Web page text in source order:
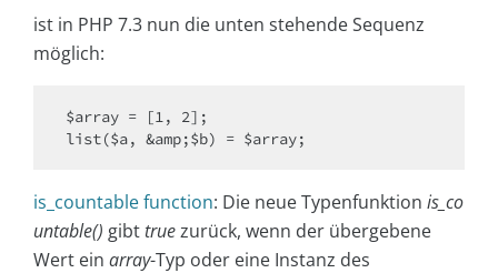
ist in PHP 7.3 nun die unten stehende Sequenz
möglich:
$array = [1, 2];
is_countable function: Die neue Typenfunktion is_co
untable() gibttruezurück, wenn der übergebene
Wert ein array-Typ oder eine Instanz des